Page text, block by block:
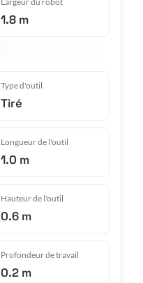
1.8 m
Type d'outil
Tiré
Longueur de l'outil
1.0 m
Hauteur de l'outil
0.6 m
Profondeur de travail
0.2 m